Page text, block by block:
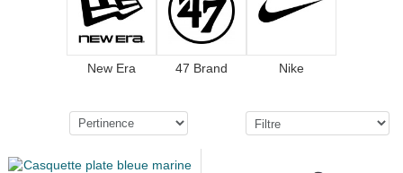
New Era 47 Brand Nike